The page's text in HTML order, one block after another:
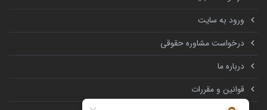
ورود به سایت
درخواست مشاوره حقوقی
درباره ما
قوانین و مقررات